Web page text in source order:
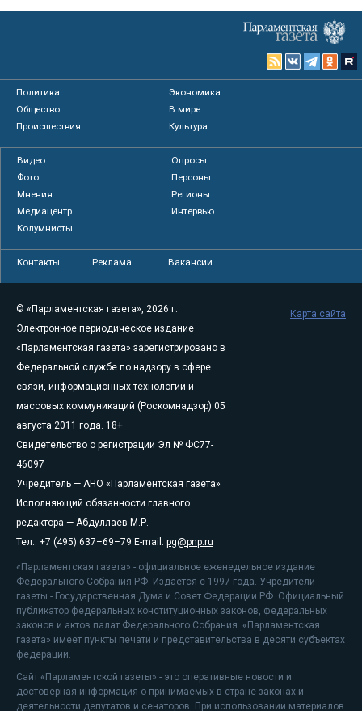
Политика
Экономика
Общество
В мире
Происшествия
Культура
Видео
Опросы
Фото
Персоны
Мнения
Регионы
Медиацентр
Интервью
Колумнисты
Контакты Реклама Вакансии
© «Парламентская газета», 2026 г.
Электронное периодическое издание
«Парламентская газета» зарегистрировано в
Федеральной службе по надзору в сфере
связи, информационных технологий и
массовых коммуникаций (Роскомнадзор) 05
августа 2011 года. 18+
Свидетельство о регистрации Эл № ФС77-
46097
Учредитель — АНО «Парламентская газета»
Исполняющий обязанности главного
редактора — Абдуллаев М.Р.
Тел.: +7 (495) 637–69–79 E-mail: pg@pnp.ru
«Парламентская газета» - официальное еженедельное издание
Федерального Собрания РФ. Издается с 1997 года. Учредители
газеты - Государственная Дума и Совет Федерации РФ. Официальный
публикатор федеральных конституционных законов, федеральных
законов и актов палат Федерального Собрания. «Парламентская
газета» имеет пункты печати и представительства в десяти субъектах
федерации.
Сайт «Парламентской газеты» - это оперативные новости и
достоверная информация о принимаемых в стране законах и
деятельности депутатов и сенаторов. При использовании материалов
Карта сайта